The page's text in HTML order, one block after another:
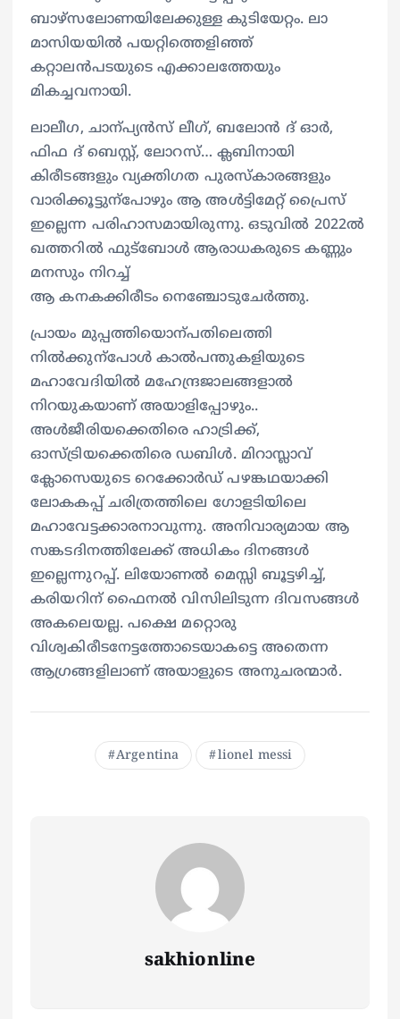
ബാഴ്സലോണയിലേക്കുള്ള കുടിയേറ്റം. ലാ
മാസിയയിൽ പയറ്റിത്തെളിഞ്ഞ്
കറ്റാലൻപടയുടെ എക്കാലത്തേയും
മികച്ചവനായി.
ലാലീഗ, ചാന്പ്യൻസ് ലീഗ്, ബലോൻ ദ് ഓർ,
ഫിഫ ദ് ബെസ്റ്റ്, ലോറസ്… ക്ലബിനായി
കിരീടങ്ങളും വ്യക്തിഗത പുരസ്കാരങ്ങളും
വാരിക്കൂട്ടുന്പോഴും ആ അൾട്ടിമേറ്റ് പ്രൈസ്
ഇല്ലെന്ന പരിഹാസമായിരുന്നു. ഒടുവിൽ 2022ൽ
ഖത്തറിൽ ഫുട്ബോൾ ആരാധകരുടെ കണ്ണും
മനസും നിറച്ച്
ആ കനകക്കിരീടം നെഞ്ചോടുചേർത്തു.
പ്രായം മുപ്പത്തിയൊന്പതിലെത്തി
നിൽക്കുന്പോൾ കാൽപന്തുകളിയുടെ
മഹാവേദിയിൽ മഹേന്ദ്രജാലങ്ങളാൽ
നിറയുകയാണ് അയാളിപ്പോഴും..
അൾജീരിയക്കെതിരെ ഹാട്രിക്ക്,
ഓസ്ട്രിയക്കെതിരെ ഡബിൾ. മിറാസ്ലാവ്
ക്ലോസെയുടെ റെക്കോർഡ് പഴങ്കഥയാക്കി
ലോകകപ്പ് ചരിത്രത്തിലെ ഗോളടിയിലെ
മഹാവേട്ടക്കാരനാവുന്നു. അനിവാര്യമായ ആ
സങ്കടദിനത്തിലേക്ക് അധികം ദിനങ്ങൾ
ഇല്ലെന്നുറപ്പ്. ലിയോണൽ മെസ്സി ബൂട്ടഴിച്ച്,
കരിയറിന് ഫൈനൽ വിസിലിടുന്ന ദിവസങ്ങൾ
അകലെയല്ല. പക്ഷെ മറ്റൊരു
വിശ്വകിരീടനേട്ടത്തോടെയാകട്ടെ അതെന്ന
ആഗ്രങ്ങളിലാണ് അയാളുടെ അനുചരന്മാർ.
Argentina lionel messi
sakhionline